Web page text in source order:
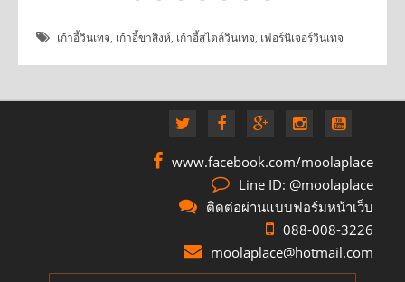
เก้าอี้วินเทจ, เก้าอี้ขาสิงห์, เก้าอี้สไตล์วินเทจ, เฟอร์นิเจอร์วินเทจ
www.facebook.com/moolaplace
Line ID: @moolaplace
ติดต่อผ่านแบบฟอร์มหน้าเว็บ
088-008-3226
moolaplace@hotmail.com